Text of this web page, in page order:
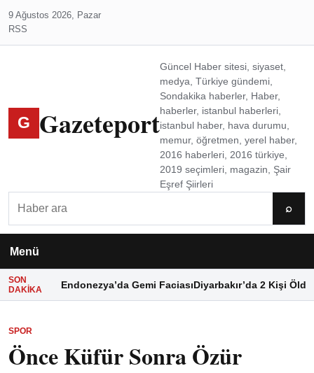
9 Ağustos 2026, Pazar
RSS
G Gazeteport
Güncel Haber sitesi, siyaset,
medya, Türkiye gündemi,
Sondakika haberler, Haber,
haberler, istanbul haberleri,
istanbul haber, hava durumu,
memur, öğretmen, yerel haber,
2016 haberleri, 2016 türkiye,
2019 seçimleri, magazin, Şair
Eşref Şiirleri
⌕
Menü
SON
DAKIKA
Endonezya’da Gemi FaciasıDiyarbakır’da 2 Kişi Öldü
SPOR
Önce Küfür Sonra Özür